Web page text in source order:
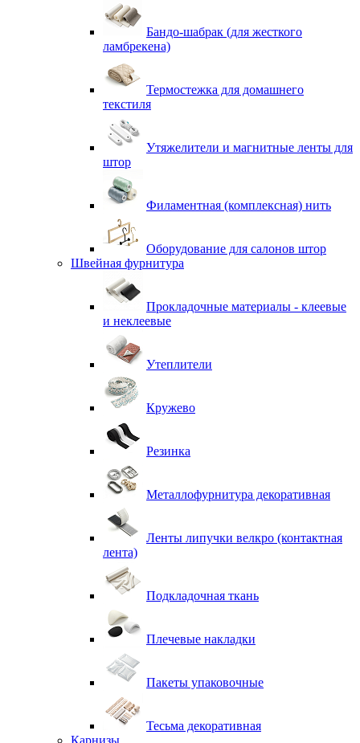
Бандо-шабрак (для жесткого
ламбрекена)
Термостежка для домашнего
текстиля
Утяжелители и магнитные ленты для
штор
Филаментная (комплексная) нить
Оборудование для салонов штор
Швейная фурнитура
Прокладочные материалы - клеевые
и неклеевые
Утеплители
Кружево
Резинка
Металлофурнитура декоративная
Ленты липучки велкро (контактная
лента)
Подкладочная ткань
Плечевые накладки
Пакеты упаковочные
Тесьма декоративная
Карнизы